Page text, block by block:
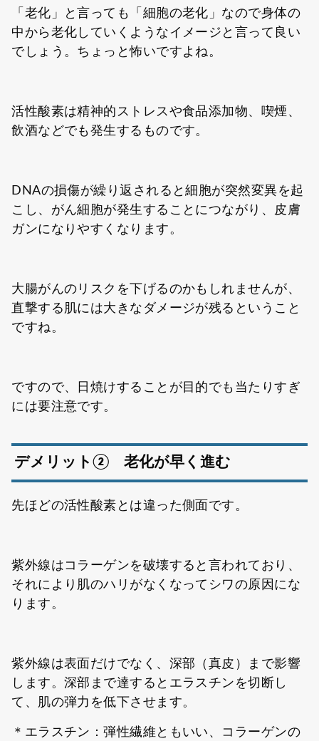
「老化」と言っても「細胞の老化」なので身体の
中から老化していくようなイメージと言って良い
でしょう。ちょっと怖いですよね。
活性酸素は精神的ストレスや食品添加物、喫煙、
飲酒などでも発生するものです。
DNAの損傷が繰り返されると細胞が突然変異を起
こし、がん細胞が発生することにつながり、皮膚
ガンになりやすくなります。
大腸がんのリスクを下げるのかもしれませんが、
直撃する肌には大きなダメージが残るということ
ですね。
ですので、日焼けすることが目的でも当たりすぎ
には要注意です。
デメリット② 老化が早く進む
先ほどの活性酸素とは違った側面です。
紫外線はコラーゲンを破壊すると言われており、
それにより肌のハリがなくなってシワの原因にな
ります。
紫外線は表面だけでなく、深部（真皮）まで影響
します。深部まで達するとエラスチンを切断し
て、肌の弾力を低下させます。
＊エラスチン：弾性繊維ともいい、コラーゲンの